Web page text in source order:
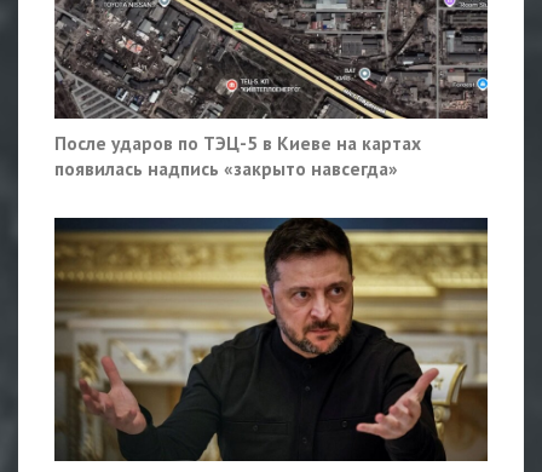
После ударов по ТЭЦ-5 в Киеве на картах
появилась надпись «закрыто навсегда»